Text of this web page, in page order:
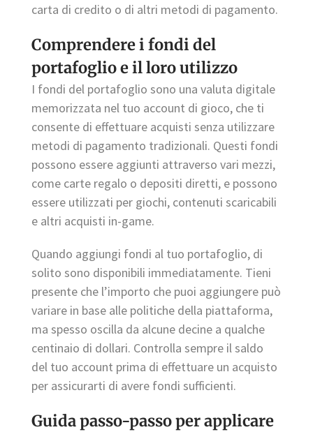
carta di credito o di altri metodi di pagamento.
Comprendere i fondi del
portafoglio e il loro utilizzo
I fondi del portafoglio sono una valuta digitale
memorizzata nel tuo account di gioco, che ti
consente di effettuare acquisti senza utilizzare
metodi di pagamento tradizionali. Questi fondi
possono essere aggiunti attraverso vari mezzi,
come carte regalo o depositi diretti, e possono
essere utilizzati per giochi, contenuti scaricabili
e altri acquisti in-game.
Quando aggiungi fondi al tuo portafoglio, di
solito sono disponibili immediatamente. Tieni
presente che l’importo che puoi aggiungere può
variare in base alle politiche della piattaforma,
ma spesso oscilla da alcune decine a qualche
centinaio di dollari. Controlla sempre il saldo
del tuo account prima di effettuare un acquisto
per assicurarti di avere fondi sufficienti.
Guida passo-passo per applicare